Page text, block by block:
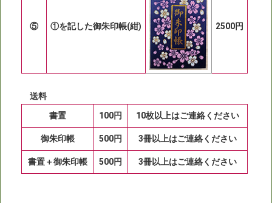
⑤ ①を記した御朱印帳(紺) 2500円
送料
書置
100円 10枚以上はご連絡ください
御朱印帳 500円 3冊以上はご連絡ください
書置＋御朱印帳 500円 3冊以上はご連絡ください